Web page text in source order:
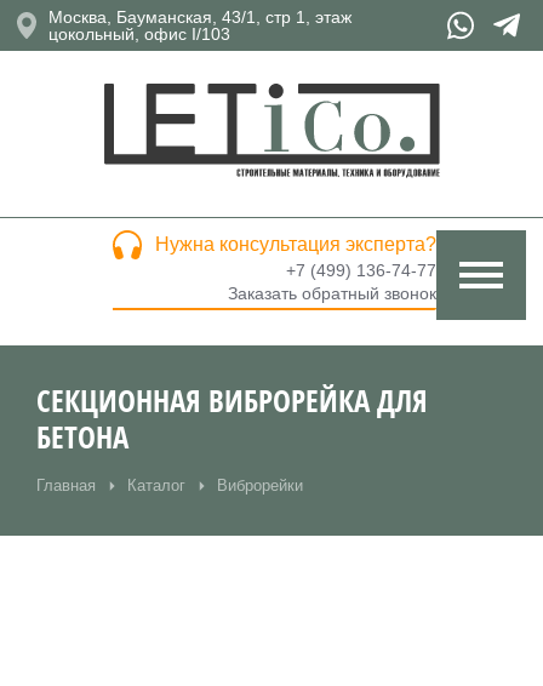
Москва, Бауманская, 43/1, стр 1, этаж
цокольный, офис I/103
Нужна консультация эксперта?
+7 (499) 136-74-77
Заказать обратный звонок
СЕКЦИОННАЯ ВИБРОРЕЙКА ДЛЯ
БЕТОНА
Вы здесь:
Главная Каталог Виброрейки